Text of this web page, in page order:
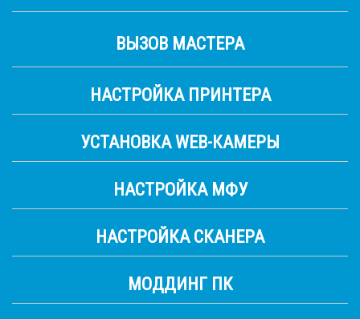
ВЫЗОВ МАСТЕРА
НАСТРОЙКА ПРИНТЕРА
УСТАНОВКА WEB-КАМЕРЫ
НАСТРОЙКА МФУ
НАСТРОЙКА СКАНЕРА
МОДДИНГ ПК